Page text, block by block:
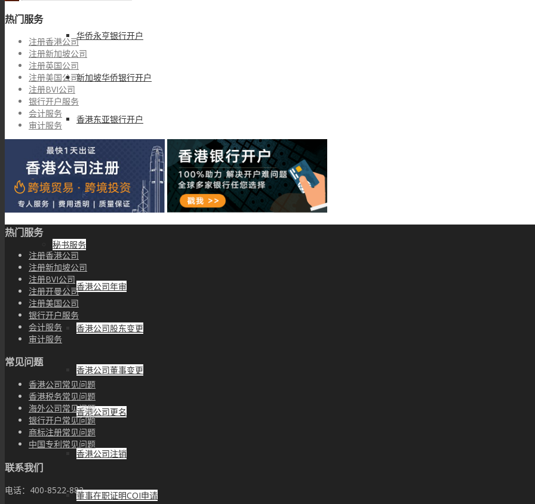
华侨永亨银行开户
新加坡华侨银行开户
香港东亚银行开户
中银香港银行开户
美国华美银行开户
秘书服务
香港公司年审
香港公司股东变更
香港公司董事变更
香港公司更名
香港公司注销
董事在职证明COI申请
热门服务
注册香港公司
注册新加坡公司
注册英国公司
注册美国公司
注册BVI公司
银行开户服务
会计服务
审计服务
热门服务
注册香港公司
注册新加坡公司
注册BVI公司
注册开曼公司
注册美国公司
银行开户服务
会计服务
审计服务
常见问题
香港公司常见问题
香港税务常见问题
海外公司常见问题
银行开户常见问题
商标注册常见问题
中国专利常见问题
联系我们
电话：400-8522-882